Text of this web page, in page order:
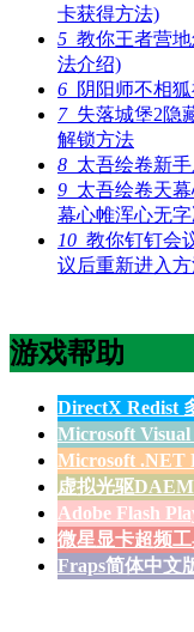
卡获得方法)
5 教你王者营
法介绍)
6 阴阳师不相
7失落城堡2隐
解锁方法
8 太吾绘卷新
9 太吾绘卷天
幕心帷浑心无
10 教你钉钉会
议后重新进入
游戏帮助
DirectX Redist
Microsoft Visual
Microsoft .NET
虚拟光驱
Adobe Flash
微星显卡超频
Fraps简体中文